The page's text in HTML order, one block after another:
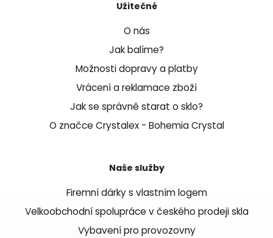
Užitečné
O nás
Jak balíme?
Možnosti dopravy a platby
Vrácení a reklamace zboží
Jak se správně starat o sklo?
O značce Crystalex - Bohemia Crystal
Naše služby
Firemní dárky s vlastním logem
Velkoobchodní spolupráce v českého prodeji skla
Vybavení pro provozovny